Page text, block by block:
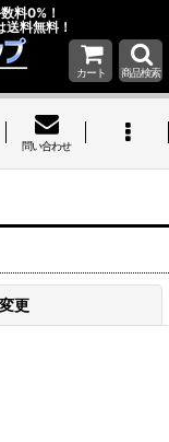
料0%！
料無料！
カート 商品検索
問い合わせ
更